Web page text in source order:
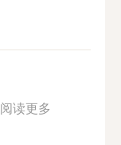
阅读更多